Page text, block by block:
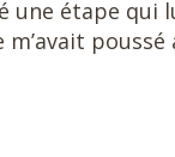
une étape qui
poussé